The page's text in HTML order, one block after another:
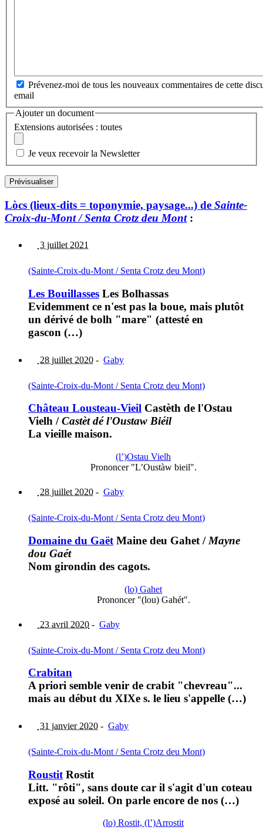
Prévenez-moi de tous les nouveaux commentaires de cette
email
Ajouter un document
Extensions autorisées : toutes
Je veux recevoir la Newsletter
Lòcs (lieux-dits = toponymie, paysage...) de Sainte-
Croix-du-Mont / Senta Crotz deu Mont:
3 juillet 2021
(Sainte-Croix-du-Mont / Senta Crotz deu Mont)
Les Bouillasses Les Bolhassas
Evidemment ce n'est pas la boue, mais plutôt
un dérivé de bolh "mare" (attesté en
gascon (…)
28 juillet 2020 - Gaby
(Sainte-Croix-du-Mont / Senta Crotz deu Mont)
Château Lousteau-Vieil Castèth de l'Ostau
Vielh /Castèt dé l'Oustaw Biéil
La vieille maison.
(l’)Ostau Vielh
Prononcer "L’Oustàw bieil".
28 juillet 2020 - Gaby
(Sainte-Croix-du-Mont / Senta Crotz deu Mont)
Domaine du Gaët Maine deu Gahet / Mayne
dou Gaét
Nom girondin des cagots.
(lo) Gahet
Prononcer "(lou) Gahét".
23 avril 2020 - Gaby
(Sainte-Croix-du-Mont / Senta Crotz deu Mont)
Crabitan
A priori semble venir de crabit "chevreau"...
mais au début du XIXe s. le lieu s'appelle (…)
31 janvier 2020 - Gaby
(Sainte-Croix-du-Mont / Senta Crotz deu Mont)
Roustit Rostit
Litt. "rôti", sans doute car il s'agit d'un coteau
exposé au soleil. On parle encore de nos (…)
(lo) Rostit, (l’)Arrostit